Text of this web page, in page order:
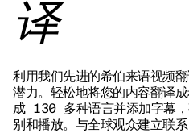
译
利用我们先进的希伯来语视频
潜力。轻松地将您的内容翻译
成 130 多种语言并添加字幕
别和播放。与全球观众建立联